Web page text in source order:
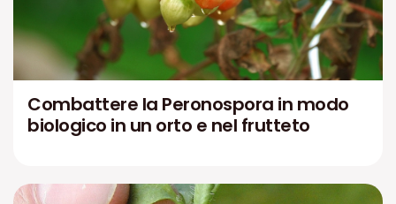
Combattere la Peronospora in modo
biologico in un orto e nel frutteto